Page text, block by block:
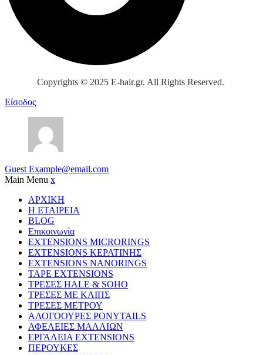
Copyrights © 2025 E-hair.gr. All Rights Reserved.
Είσοδος
Guest Example@email.com
Main Menu x
ΑΡΧΙΚΗ
Η ΕΤΑΙΡΕΙΑ
BLOG
Επικοινωνία
EXTENSIONS MICRORINGS
EXTENSIONS ΚΕΡΑΤΙΝΗΣ
EXTENSIONS NANORINGS
TAPE EXTENSIONS
ΤΡΕΣΕΣ HALE & SOHO
ΤΡΕΣΕΣ ΜΕ ΚΛΙΠΣ
ΤΡΕΣΕΣ ΜΕΤΡΟΥ
ΑΛΟΓΟΟΥΡΕΣ PONYTAILS
ΑΦΕΛΕΙΕΣ ΜΑΛΛΙΩΝ
ΕΡΓΑΛΕΙΑ EXTENSIONS
ΠΕΡΟΥΚΕΣ